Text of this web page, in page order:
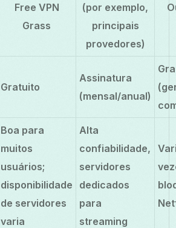
Free VPN
Grass
(por exemplo,
principais
provedores)
Gratuito
Assinatura
(mensal/anual)
Boa para
muitos
usuários;
disponibilidade
de servidores
varia
Alta
confiabilidade,
servidores
dedicados
para
streaming